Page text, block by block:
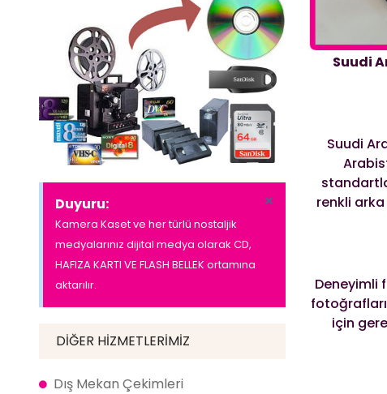
Duyuru:
Kamera Kaset ve her türlü nostaljik
medyalarınız dijital medya olarak CD,
HAFIZA KARTI VE FLASH BELLEK ortamına
aktarılır.
×
DIĞER HIZMETLERIMIZ
Dış Mekan Çekimleri
Suudi
Suudi
renkli
Deneyimli
için